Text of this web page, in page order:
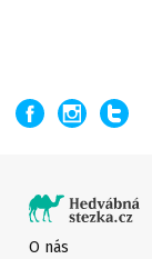
O nás